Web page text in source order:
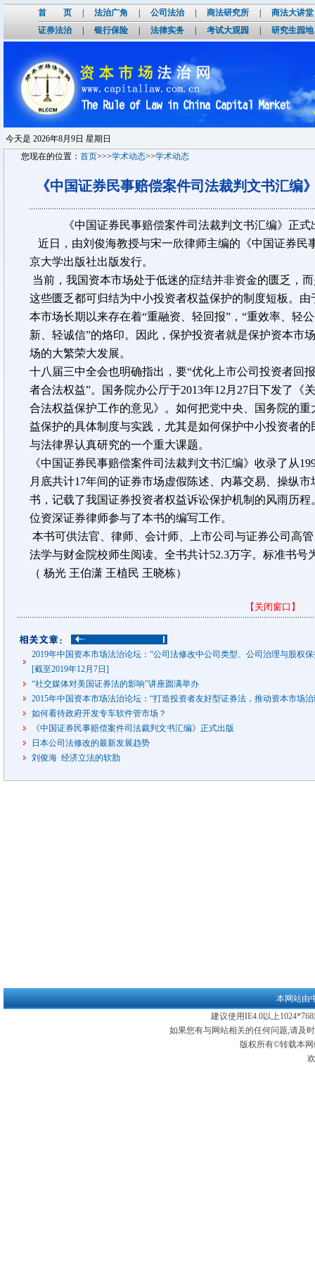
首 页 法治广角 公司法治| 商法研究所 商法大讲堂
证券法治| 银行保险 法律实务 考试大观园 研究生园地
今天是 2026年8月9日 星期日
您现在的位置：首页>>>学术动态>>学术动态
《中国证券民事赔偿案件司法裁判文书汇编
《中国证券民事赔偿案件司法裁判文书汇编》正式
近日，由刘俊海教授与宋一欣律师主编的《中国证券民
京大学出版社出版发行。
当前，我国资本市场处于低迷的症结并非资金的匮乏，
这些匮乏都可归结为中小投资者权益保护的制度短板。
本市场长期以来存在着“重融资、轻回报”，“重效率、轻
新、轻诚信”的烙印。因此，保护投资者就是保护资本市
场的大繁荣大发展。
十八届三中全会也明确指出，要“优化上市公司投资者回
者合法权益”。国务院办公厅于2013年12 月 27日下发了《
合法权益保护工作的意见》。如何把党中央、国务院的
益保护的具体制度与实践，尤其是如何保护中小投资者
与法律界认真研究的一个重大课题。
《中国证券民事赔偿案件司法裁判文书汇编》收录了从
月底共计17年间的证券市场虚假陈述、内幕交易、操纵
书，记载了我国证券投资者权益诉讼保护机制的风雨历
位资深证券律师参与了本书的编写工作。
本书可供法官、律师、会计师、上市公司与证券公司高
法学与财金院校师生阅读。全书共计52.3万字。标准书号
（ 杨光 王伯潇 王植民 王晓栋）
【关闭窗口】
2019年中国资本市场法治论坛：“公司法修改中公司类型、公司治理与股权
[截至2019年12月7日]
“社交媒体对美国证券法的影响”讲座圆满举办
2015年中国资本市场法治论坛：“打造投资者友好型证券法，推动资本市场
如何看待政府开发专车软件管市场？
《中国证券民事赔偿案件司法裁判文书汇编》正式出版
日本公司法修改的最新发展趋势
刘俊海 经济立法的软肋
本网站由
建议使用IE4.0以上
如果您有与网站相关的任何问题,请及
版权所有©转载本